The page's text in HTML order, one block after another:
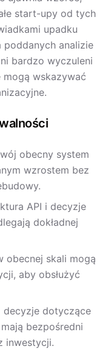
start-upy od tych
upadku
analizie
bardzo wyczuleni
mogą wskazywać
obecny system
wzrostem bez
API i decyzje
dokładnej
obecnej skali mogą
aby obsłużyć
decyzje dotyczące
mają bezpośredni
inwestycji.